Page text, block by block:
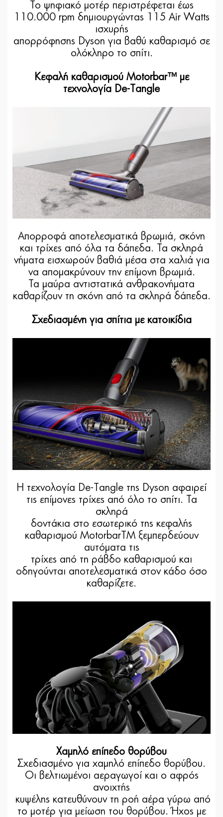
Το ψηφιακό μοτέρ περιστρέφεται έως
110.000 rpm δημιουργώντας 115 Air Watts
ισχυρής
απορρόφησης Dyson για βαθύ καθαρισμό σε
ολόκληρο το σπίτι.
Κεφαλή καθαρισμού Motorbar™ με
τεχνολογία De-Tangle
Απορροφά αποτελεσματικά βρωμιά, σκόνη
και τρίχες από όλα τα δάπεδα. Τα σκληρά
νήματα εισχωρούν βαθιά μέσα στα χαλιά για
να απομακρύνουν την επίμονη βρωμιά.
Τα μαύρα αντιστατικά ανθρακονήματα
καθαρίζουν τη σκόνη από τα σκληρά δάπεδα.
Σχεδιασμένη για σπίτια με κατοικίδια
Η τεχνολογία De-Tangle της Dyson αφαιρεί
τις επίμονες τρίχες από όλο το σπίτι. Τα
σκληρά
δοντάκια στο εσωτερικό της κεφαλής
καθαρισμού MotorbarTM ξεμπερδεύουν
αυτόματα τις
τρίχες από τη ράβδο καθαρισμού και
οδηγούνται αποτελεσματικά στον κάδο όσο
καθαρίζετε.
Χαμηλό επίπεδο θορύβου
Σχεδιασμένο για χαμηλό επίπεδο θορύβου.
Οι βελτιωμένοι αεραγωγοί και ο αφρός
ανοιχτής
κυψέλης κατευθύνουν τη ροή αέρα γύρω από
το μοτέρ για μείωση του θορύβου. Ήχος με